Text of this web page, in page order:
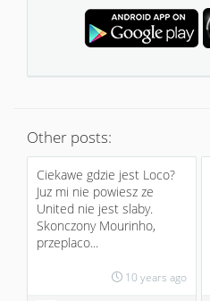
Other posts:
Ciekawe gdzie jest Loco?
Juz mi nie powiesz ze
United nie jest slaby.
Skonczony Mourinho,
przeplaco...
10 years ago